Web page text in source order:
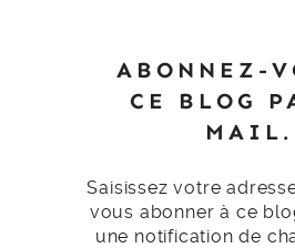
ABONNEZ-
CE BLOG
MAIL.
Saisissez votre
vous abonner à ce
une notification de